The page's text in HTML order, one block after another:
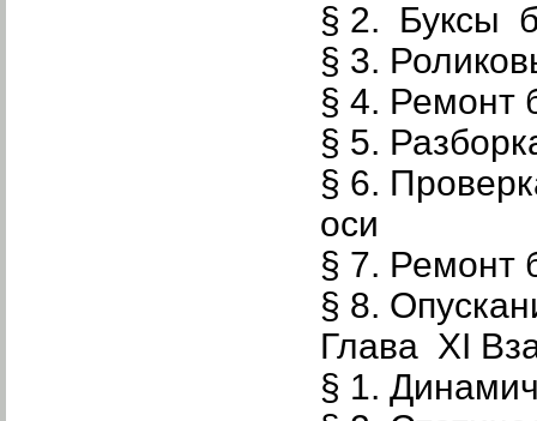
§ 2. Буксы
§ 3.
§ 4. Ремонт
§ 5.
§ 6.
оси
§ 7. Ремонт
§ 8.
Глава XI
§ 1.